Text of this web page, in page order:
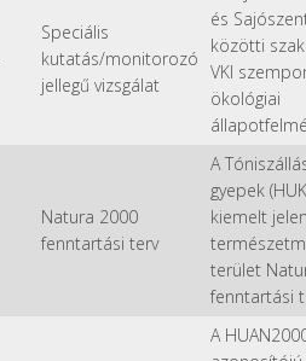
Speciális
kutatás/monitorozó
jellegű vizsgálat
és
közötti
VKI
ökológiai
Natura 2000
fenntartási terv
A
gyepek
kiemelt
terület
fenntartási
A